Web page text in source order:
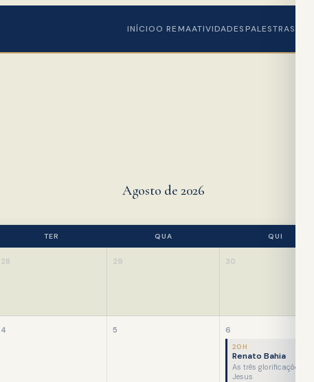
INÍCIOO REMAATIVIDADESPALESTRAS
Agosto de 2026
TER QUA QUI
28 29 30
4 5 6
20H
Renato Bahia
As três glorificações de
Jesus